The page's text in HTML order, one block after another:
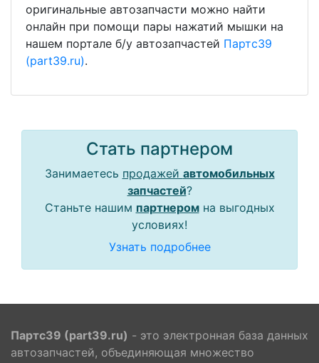
оригинальные автозапчасти можно найти
онлайн при помощи пары нажатий мышки на
нашем портале б/у автозапчастей Партс39
(part39.ru).
Стать партнером
Занимаетесь продажей автомобильных
запчастей?
Станьте нашим партнеромна выгодных
условиях!
Узнать подробнее
Партс39 (part39.ru) - это электронная база данных
автозапчастей, объединяющая множество